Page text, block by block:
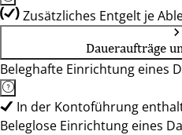
Zusätzliches Entgelt je
Daueraufträge
Beleghafte Einrichtung eines
In der Kontoführung
Beleglose Einrichtung eines